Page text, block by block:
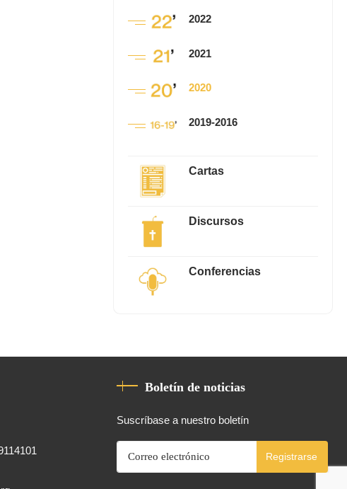
2022
2021
2020
2019-2016
Cartas
Discursos
Conferencias
Boletín de noticias
Suscríbase a nuestro boletín
Registrarse